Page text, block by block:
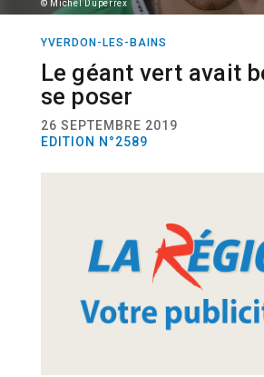
© Michel Duperrex
YVERDON-LES-BAINS
Le géant vert avait
se poser
26 SEPTEMBRE 2019
EDITION N°2589